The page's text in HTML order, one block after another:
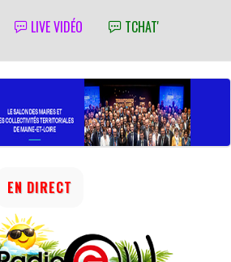
LIVE VIDÉO TCHAT'
EN DIRECT